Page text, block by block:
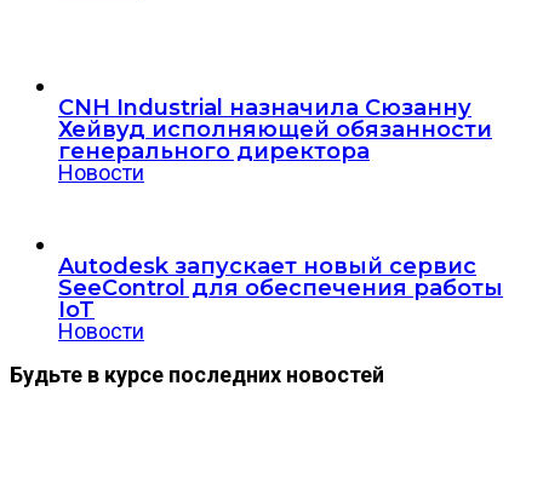
CNH Industrial назначила Сюзанну
Хейвуд исполняющей обязанности
генерального директора
Новости
Autodesk запускает новый сервис
SeeControl для обеспечения работы
IoT
Новости
Будьте в курсе последних новостей